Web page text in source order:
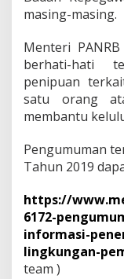
masing-masing.
Menteri
berhati-hati
penipuan
satu orang
membantu
Pengumuman
Tahun 2019
https://
6172-
informasi-
lingkungan-
team )